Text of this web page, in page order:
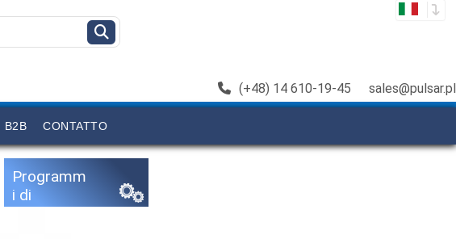
(+48) 14 610-19-45 sales@pulsar.pl
B2B CONTATTO
Programm
i di